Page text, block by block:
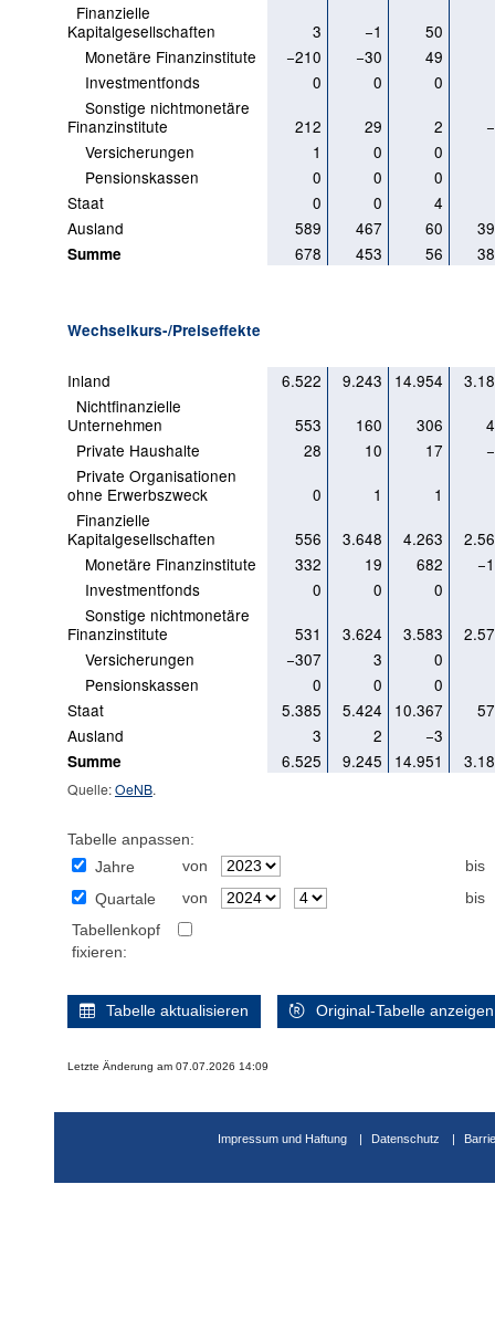
Finanzielle
Kapitalgesellschaften
3 −1
50
Monetäre Finanzinstitute
−210 −30
49
Investmentfonds
0 0
0
Sonstige nichtmonetäre
Finanzinstitute
212 29 2
Versicherungen
1 0
0
Pensionskassen
0 0
0
Staat
0 0
4
Ausland
589 467 60
Summe 678 453 56
Wechselkurs-/Preiseffekte
Inland 6.522 9.243 14.954
Nichtfinanzielle
Unternehmen
553 160 306
Private Haushalte
28 10 17
Private Organisationen
ohne Erwerbszweck
0 1
1
Finanzielle
Kapitalgesellschaften
556 3.648 4.263
Monetäre Finanzinstitute
332 19 682
Investmentfonds
0 0
0
Sonstige nichtmonetäre
Finanzinstitute
531 3.624 3.583
Versicherungen
−307 3
0
Pensionskassen
0 0
0
Staat
5.385 5.424 10.367
Ausland
3 2 −3
Summe 6.525 9.245 14.951
Quelle:OeNB.
Tabelle anpassen:
Jahre
von
bis
Quartale
von
bis
Tabellenkopf
fixieren:
Tabelle aktualisieren Original-Tabelle anzeigen
Letzte Änderung am 07.07.2026 14:09
Impressum und Haftung Datenschutz